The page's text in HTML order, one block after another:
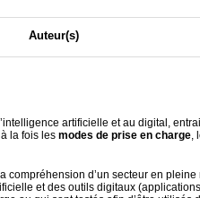
Auteur(s)
artificielle et au digital,
la fois les modes de prise en charge,
compréhension d’un secteur en
et des outils digitaux